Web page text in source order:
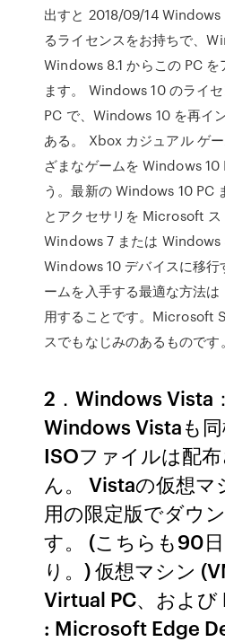
出すと 2018/09/14 Windows
るライセンスをお持ちで、
Windows 8.1 からこの PC
ます。 Windows 10 のライ
PC で、Windows 10 を再イ
ある。 Xbox カジュアル ゲ
ざまなゲームを Windows 10
う。最新の Windows 10 PC
とアクセサリを Microsoft ス
Windows 7 または Windows
Windows 10 デバイスに移行
ームを入手する最適な方法
用することです。Microsoft
スでもなじみのあるものです。
2．Windows Vista
Windows Vistaも
ISOファイルは配
ん。 Vistaの仮想マ
用の限定版でダウ
す。 (こちらも90
り。) 仮想マシン
Virtual PC、およ
: Microsoft Edge